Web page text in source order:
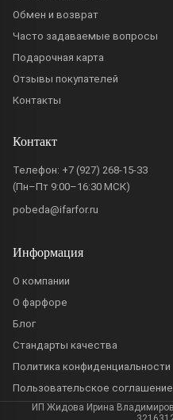
Обмен и возврат
Часто задаваемые вопросы
Подарочная карта
Отзывы покупателей
Контакты
Контакт
Телефон: +7 (927) 268-15-33
(Пн–Пт 9:00–16:30 МСК)
pobeda@ifarfor.ru
Информация
О компании
О фарфоре
Блог
Стандарты качества
Политика конфиденциальности
Пользовательское соглашение
ИП Жидова Ирина